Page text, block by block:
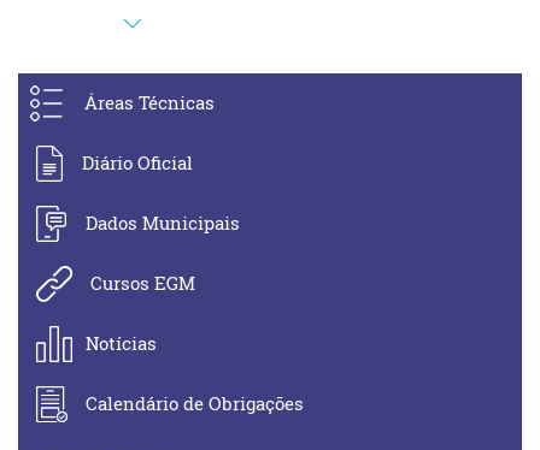
Áreas Técnicas
Diário Oficial
Dados Municipais
Cursos EGM
Notícias
Calendário de Obrigações